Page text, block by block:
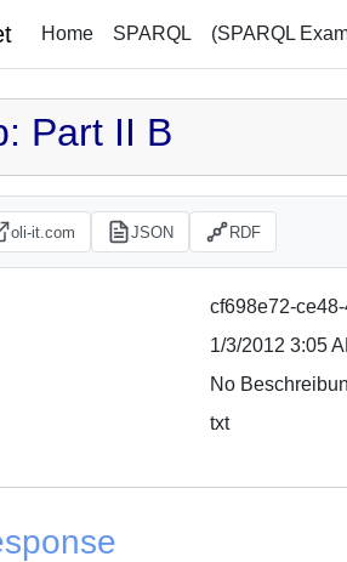
Home SPARQL (SPARQL
Part II B
oli-it.com JSON RDF
cf698e72-
1/3/2012 3:05
No
txt